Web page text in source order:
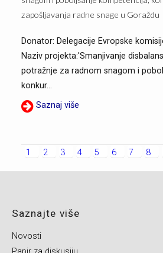
zapošljavanja radne snage u Goraždu
Donator: Delegacije Evropske
Naziv projekta:'Smanjivanje
potražnje za radnom snagom i
konkur...
Saznaj više
1 2 3 4 5 6 7 8
Saznajte više
Novosti